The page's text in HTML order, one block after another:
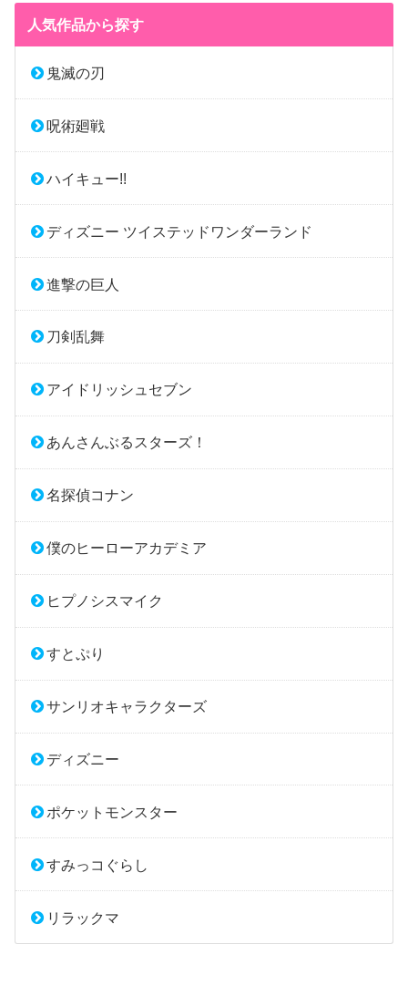
人気作品から探す
鬼滅の刃
呪術廻戦
ハイキュー!!
ディズニー ツイステッドワンダーランド
進撃の巨人
刀剣乱舞
アイドリッシュセブン
あんさんぶるスターズ！
名探偵コナン
僕のヒーローアカデミア
ヒプノシスマイク
すとぷり
サンリオキャラクターズ
ディズニー
ポケットモンスター
すみっコぐらし
リラックマ